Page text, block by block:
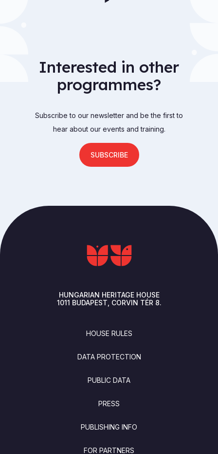
Interested in other
programmes?
Subscribe to our newsletter and be the first to
hear about our events and training.
SUBSCRIBE
HUNGARIAN HERITAGE HOUSE
1011 BUDAPEST CORVIN TÉR 8.
HOUSE RULES
DATA PROTECTION
PUBLIC DATA
PRESS
PUBLISHING INFO
FOR PARTNERS